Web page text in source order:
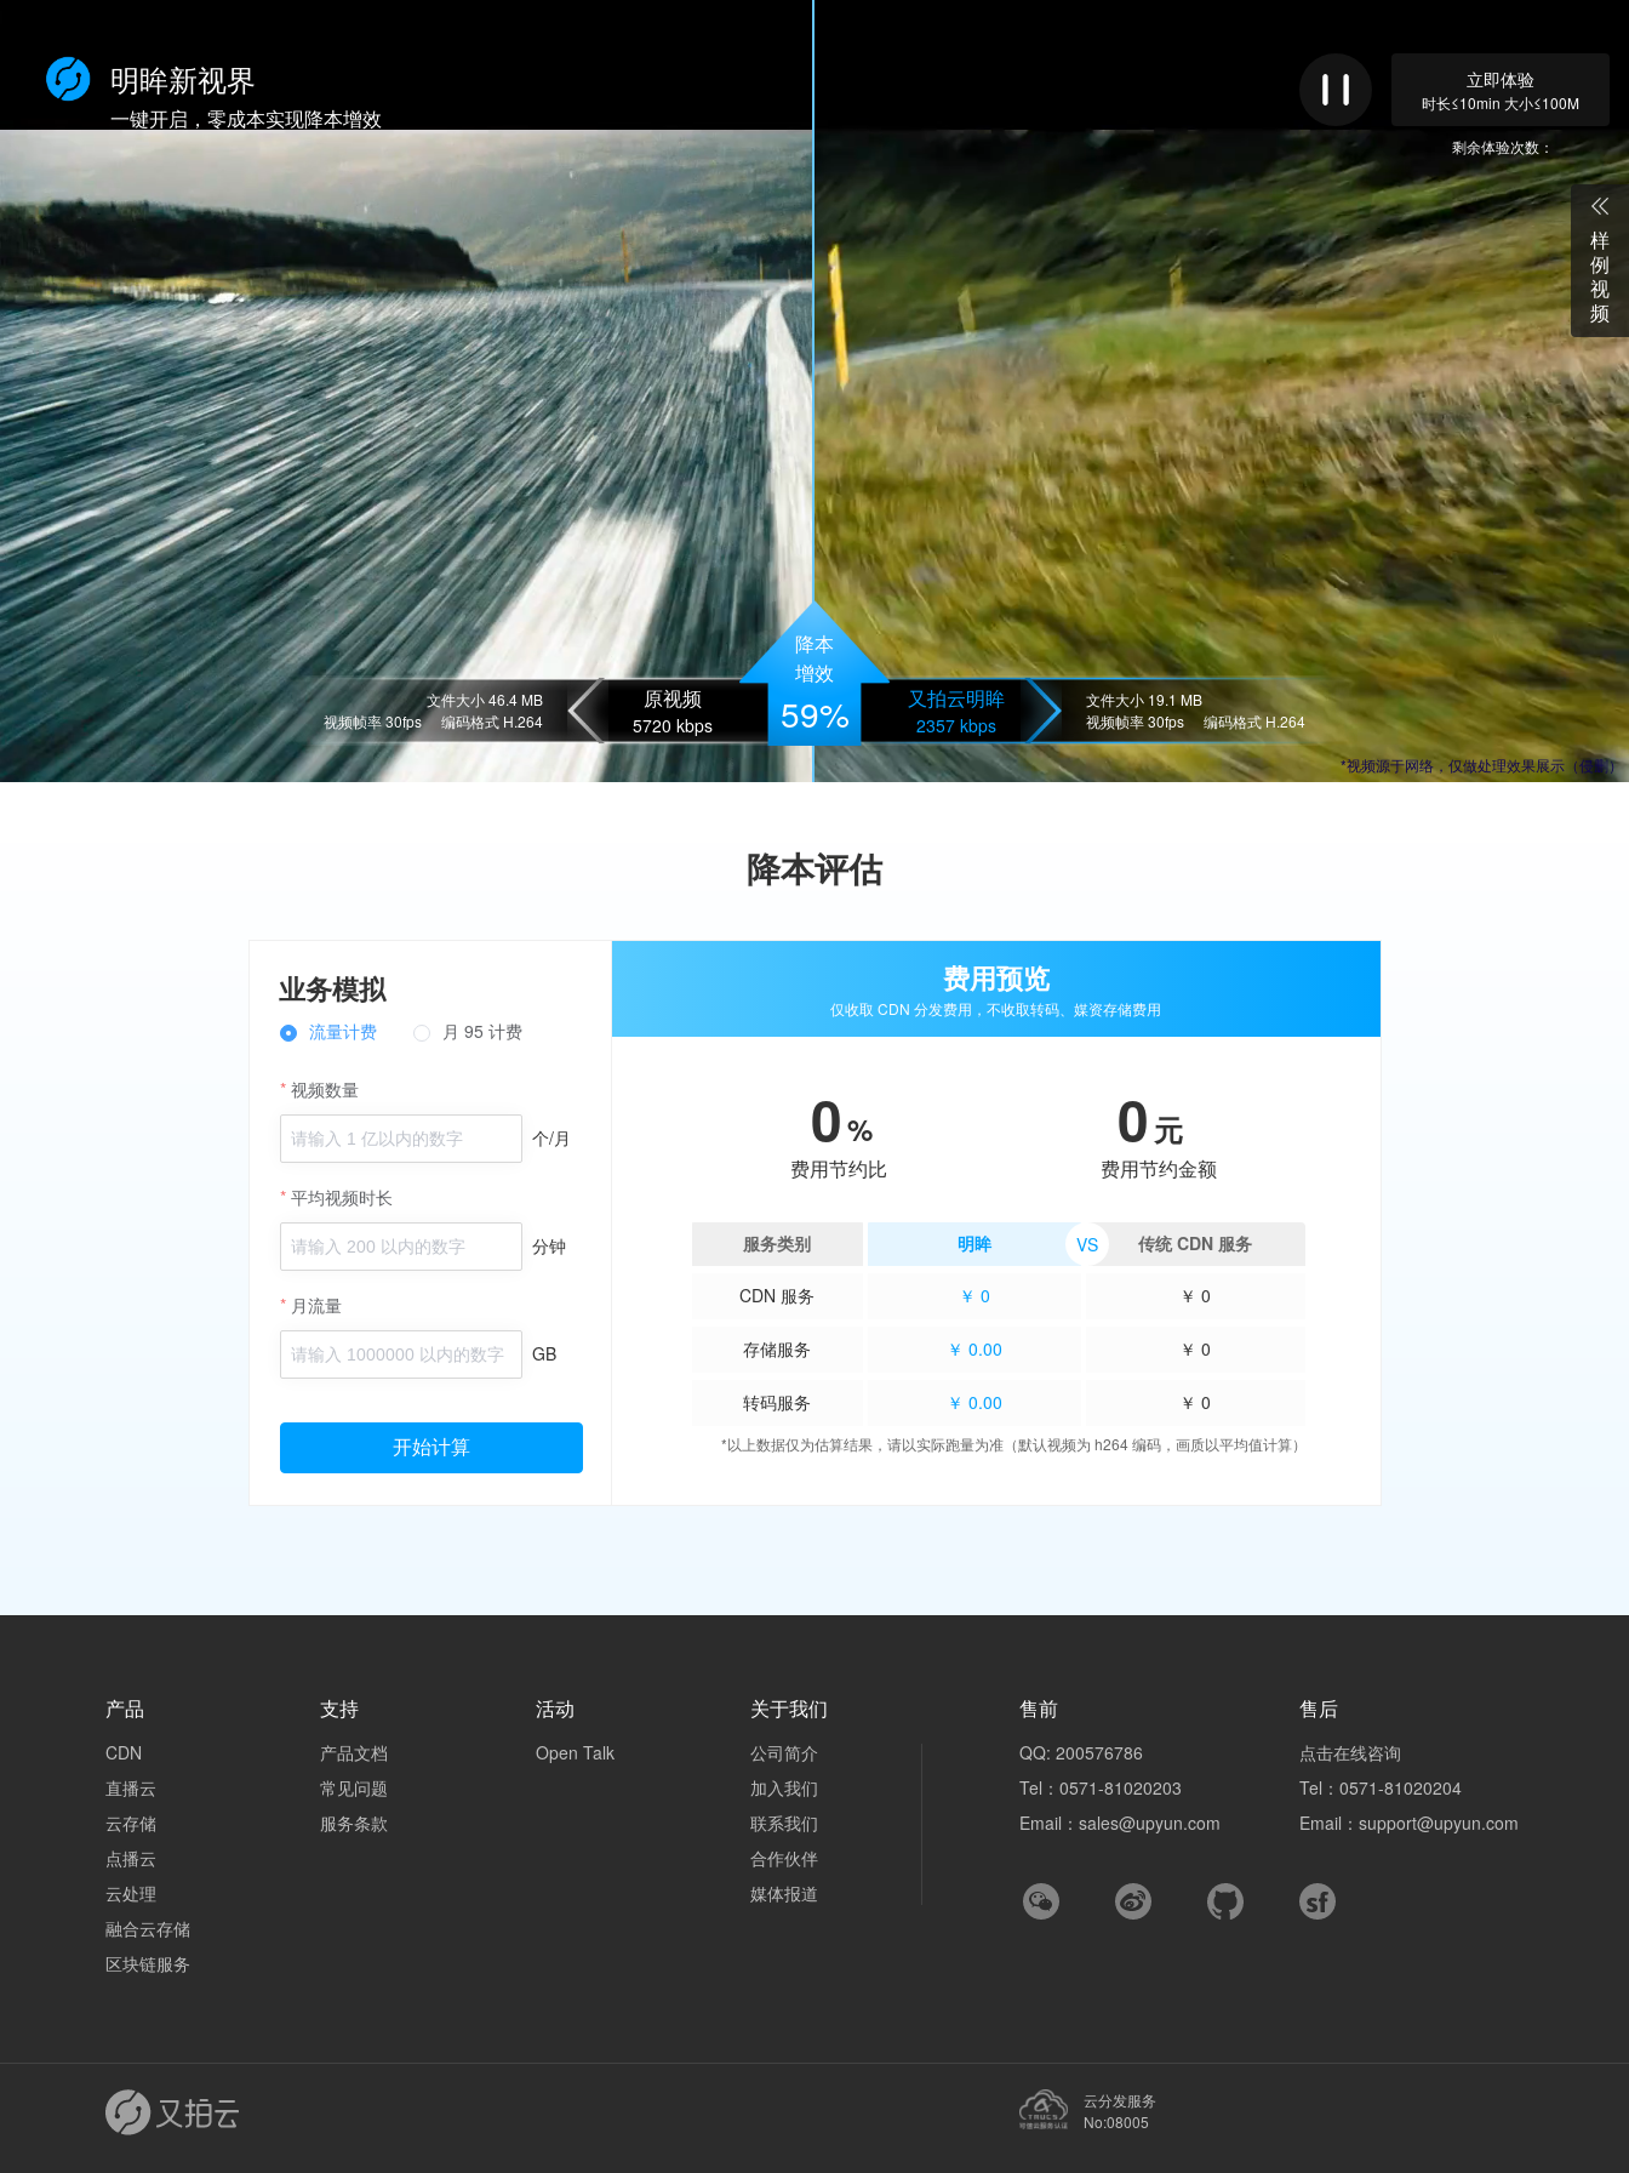
明眸新视界
一键开启，零成本实现降本增效
立即体验
时长≤10min 大小≤100M
剩余体验次数：
样
例
视
频
文件大小 46.4 MB
视频帧率 30fps
编码格式 H.264
原视频
5720 kbps
又拍云明眸
2357 kbps
文件大小 19.1 MB
视频帧率 30fps
编码格式 H.264
降本
增效
59%
*视频源于网络，仅做处理效果展示（侵删）
降本评估
业务模拟 费用预览
仅收取 CDN 分发费用，不收取转码、媒资存储费用
流量计费 月 95 计费
视频数量
个/月
平均视频时长
分钟
月流量
GB
开始计算
0%
费用节约比
0 元
费用节约金额
服务类别 明眸 传统 CDN 服务
CDN 服务 ￥ 0 ￥ 0
存储服务 ￥ 0.00 ￥ 0
转码服务 ￥ 0.00 ￥ 0
VS
*以上数据仅为估算结果，请以实际跑量为准（默认视频为 h264 编码，画质以平均值计算）
产品
CDN
直播云
云存储
点播云
云处理
融合云存储
区块链服务
支持
产品文档
常见问题
服务条款
活动
Open Talk
关于我们
公司简介
加入我们
联系我们
合作伙伴
媒体报道
售前
QQ: 200576786
Tel：0571-81020203
Email： sales@upyun.com
售后
点击在线咨询
Tel：0571-81020204
Email： support@upyun.com
云分发服务
No:08005